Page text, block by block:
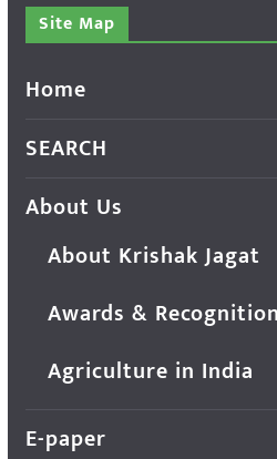
Site Map
Home
SEARCH
About Us
About Krishak Jagat
Awards & Recognition
Agriculture in India
E-paper